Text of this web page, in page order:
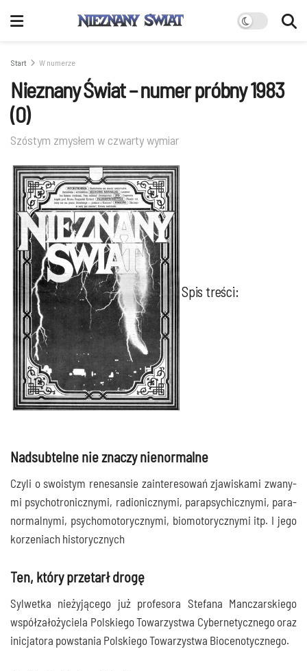
Start W numerze
Nieznany Świat – numer próbny 1983
(0)
Szóstym zmysłem w czwarty wymiar
Spis tre­ści:
Nadsubtelne nie znaczy nienormalne
Czy­li o swo­istym rene­san­sie zain­te­re­so­wań zja­wi­ska­mi zwa­ny­
mi psy­cho­tro­nicz­ny­mi, radio­nicz­ny­mi, parap­sy­chicz­ny­mi, para­
nor­mal­ny­mi, psy­cho­mo­to­rycz­ny­mi, bio­mo­to­rycz­ny­mi itp. I jego
korze­niach historycznych
Ten, który przetarł drogę
Syl­wet­ka nie­ży­ją­ce­go już pro­fe­so­ra Ste­fa­na Man­czar­skie­go
współ­za­ło­ży­cie­la Pol­skie­go Towa­rzy­stwa Cyber­ne­tycz­ne­go oraz
ini­cja­to­ra powsta­nia Pol­skie­go Towa­rzy­stwa Biocenotycznego.